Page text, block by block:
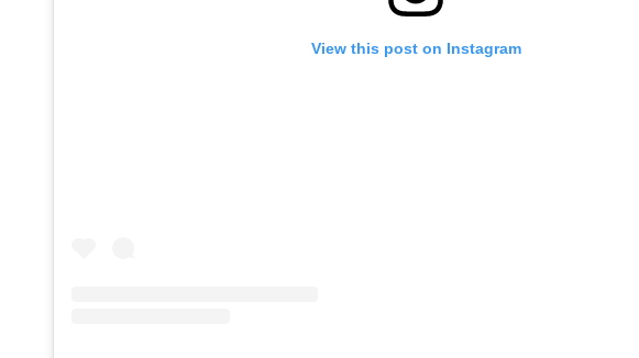
View this post on Instagram